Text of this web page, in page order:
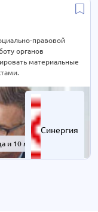
1 курс
1 курс
Синергия
и 10 мес.
правовой
органов
материальные